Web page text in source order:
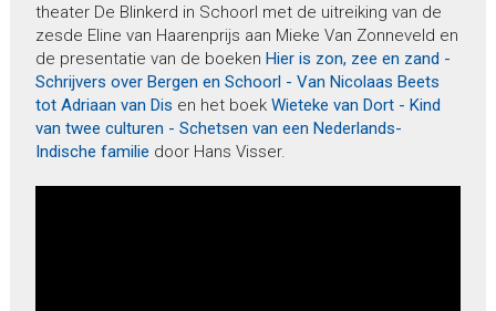
theater De Blinkerd in Schoorl met de uitreiking van de
zesde Eline van Haarenprijs aan Mieke Van Zonneveld en
de presentatie van de boeken Hier is zon, zee en zand -
Schrijvers over Bergen en Schoorl - Van Nicolaas Beets
tot Adriaan van Dis en het boek Wieteke van Dort - Kind
van twee culturen - Schetsen van een Nederlands-
Indische familie door Hans Visser.